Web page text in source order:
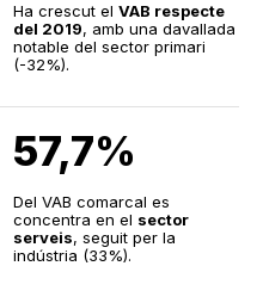
Ha crescut el VAB respecte
del 2019, amb una davallada
notable del sector primari
(-32%).
57,7%
Del VAB comarcal es
concentra en el sector
serveis, seguit per la
indústria (33%).